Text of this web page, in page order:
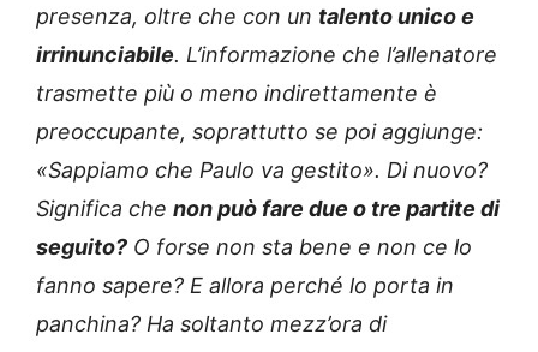
presenza, oltre che con un talento unico e
irrinunciabile. L’informazione che l’allenatore
trasmette più o meno indirettamente è
preoccupante, soprattutto se poi aggiunge:
«Sappiamo che Paulo va gestito». Di nuovo?
Significa che non può fare due o tre partite di
seguito? O forse non sta bene e non ce lo
fanno sapere? E allora perché lo porta in
panchina? Ha soltanto mezz’ora di